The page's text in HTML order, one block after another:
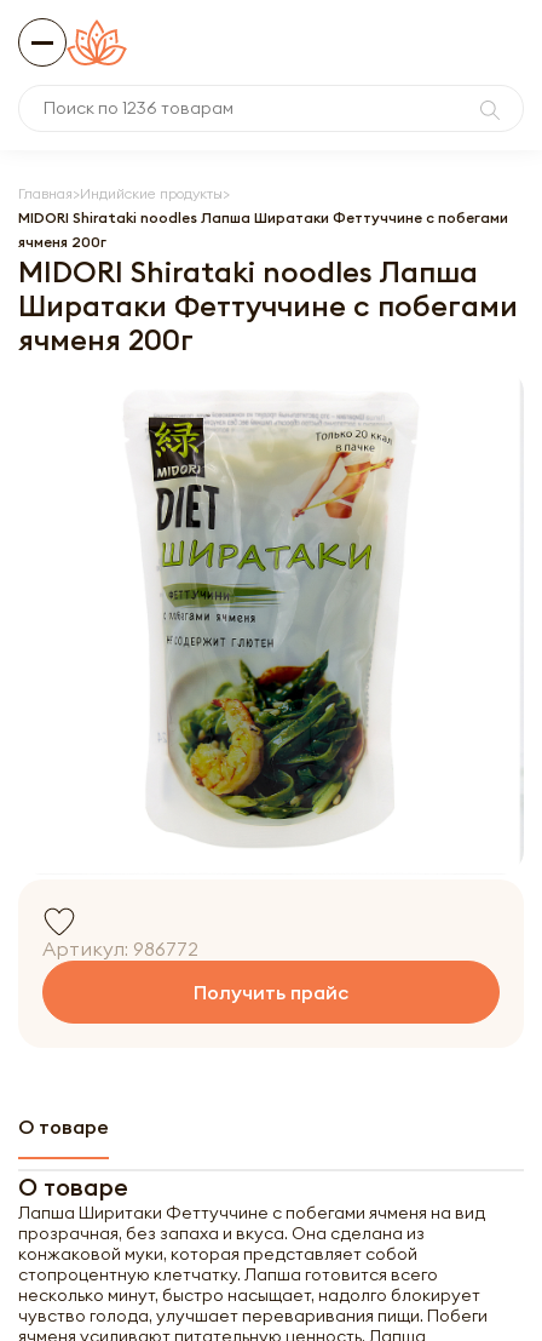
Главная Индийские продукты
MIDORI Shirataki noodles Лапша Ширатаки Феттуччине с побегами
ячменя 200г
MIDORI Shirataki noodles Лапша
Ширатаки Феттуччине с побегами
ячменя 200г
Артикул: 986772
Получить прайс
О товаре
О товаре
Лапша Ширитаки Феттуччине с побегами ячменя на вид
прозрачная, без запаха и вкуса. Она сделана из
конжаковой муки, которая представляет собой
стопроцентную клетчатку. Лапша готовится всего
несколько минут, быстро насыщает, надолго блокирует
чувство голода, улучшает переваривания пищи. Побеги
ячменя усиливают питательную ценность. Лапша